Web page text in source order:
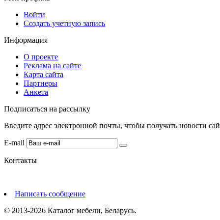
Войти
Создать учетную запись
Информация
О проекте
Реклама на сайте
Карта сайта
Партнеры
Анкета
Подписаться на рассылку
Введите адрес электронной почты, чтобы получать новости
E-mail
Контакты
Написать сообщение
© 2013-2026 Каталог мебели, Беларусь.